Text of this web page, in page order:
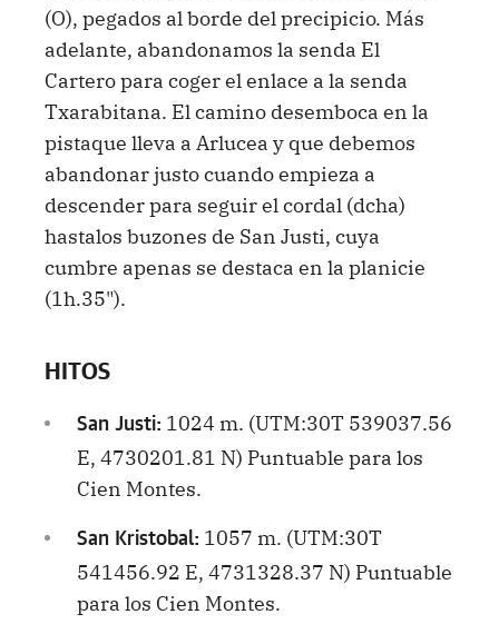
(O), pegados al borde del precipicio. Más
adelante, abandonamos la senda El
Cartero para coger el enlace a la senda
Txarabitana. El camino desemboca en la
pistaque lleva a Arlucea y que debemos
abandonar justo cuando empieza a
descender para seguir el cordal (dcha)
hastalos buzones de San Justi, cuya
cumbre apenas se destaca en la planicie
(1h.35").
HITOS
San Justi: 1024 m. (UTM:30T 539037.56
E, 4730201.81 N) Puntuable para los
Cien Montes.
San Kristobal: 1057 m. (UTM:30T
541456.92 E, 4731328.37 N) Puntuable
para los Cien Montes.